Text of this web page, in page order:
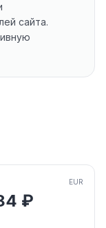
сайта.
EUR
₽